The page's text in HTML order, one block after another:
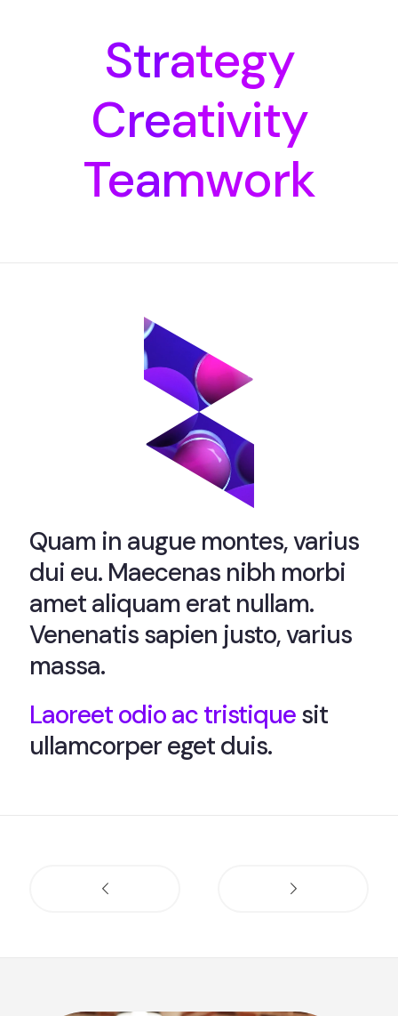
Strategy
Creativity
Teamwork
Quam in augue montes, varius
dui eu. Maecenas nibh morbi
amet aliquam erat nullam.
Venenatis sapien justo, varius
massa.
Laoreet odio ac tristiquesit
ullamcorper eget duis.